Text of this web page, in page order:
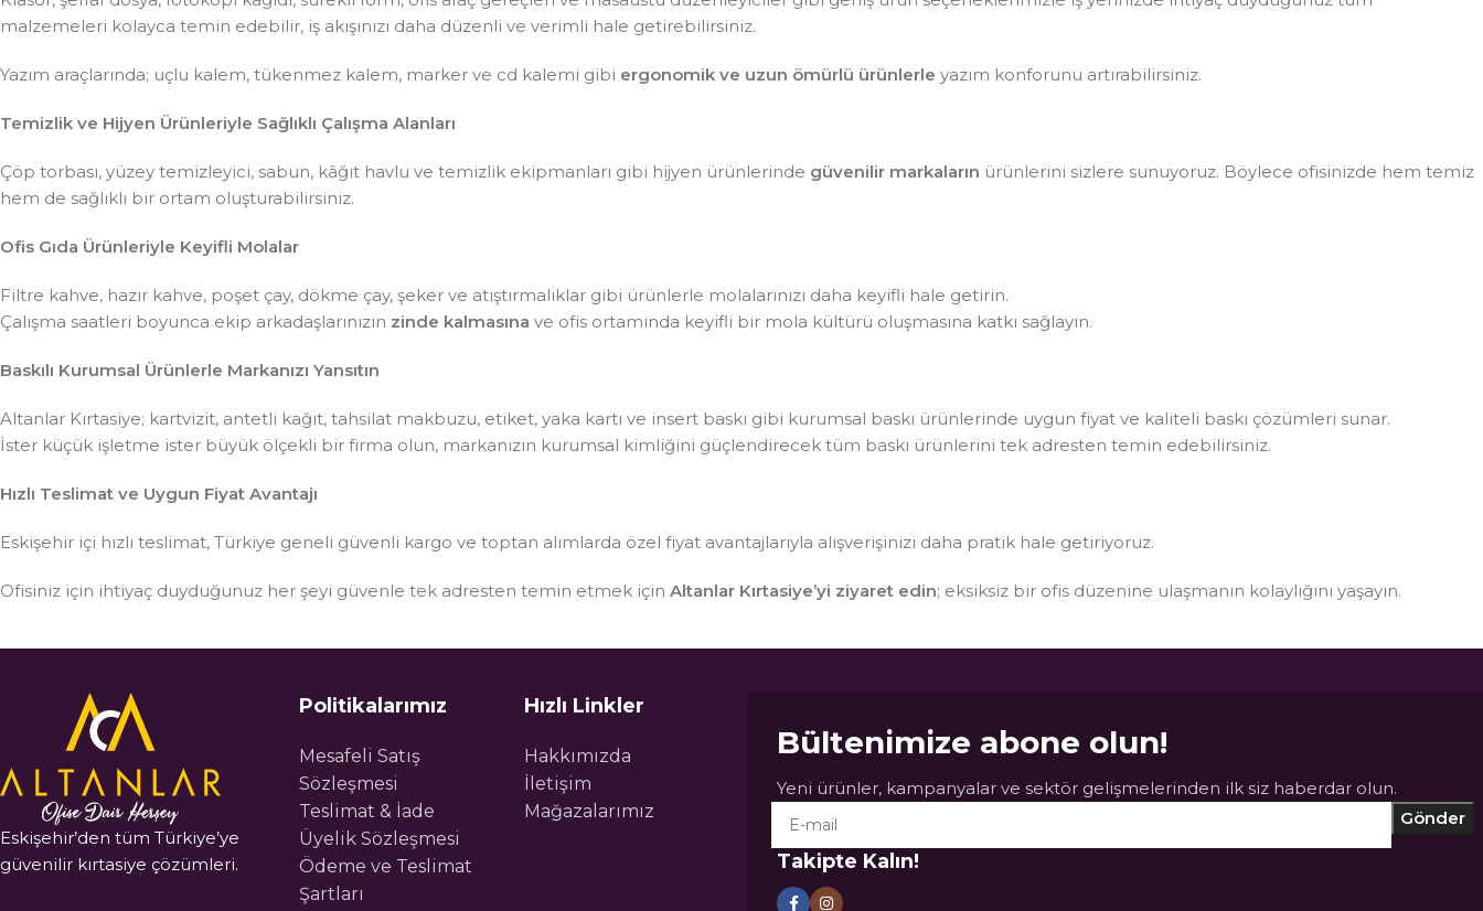
malzemeleri kolayca temin edebilir, iş akışınızı daha düzenli ve verimli hale getirebilirsiniz.
Yazım araçlarında; uçlu kalem, tükenmez kalem, marker ve cd kalemi gibi ergonomik ve uzun ömürlü ürünlerle yazım konforunu artırabilirsiniz.
Temizlik ve Hijyen Ürünleriyle Sağlıklı Çalışma Alanları
Çöp torbası, yüzey temizleyici, sabun, kâğıt havlu ve temizlik ekipmanları gibi hijyen ürünlerinde güvenilir markaların ürünlerini sizlere sunuyoruz. Böylece ofisinizde hem temiz
hem de sağlıklı bir ortam oluşturabilirsiniz.
Ofis Gıda Ürünleriyle Keyifli Molalar
Filtre kahve, hazır kahve, poşet çay, dökme çay, şeker ve atıştırmalıklar gibi ürünlerle molalarınızı daha keyifli hale getirin.
Çalışma saatleri boyunca ekip arkadaşlarınızın zinde kalmasına ve ofis ortamında keyifli bir mola kültürü oluşmasına katkı sağlayın.
Baskılı Kurumsal Ürünlerle Markanızı Yansıtın
Altanlar Kırtasiye; kartvizit, antetli kağıt, tahsilat makbuzu, etiket, yaka kartı ve insert baskı gibi kurumsal baskı ürünlerinde uygun fiyat ve kaliteli baskı çözümleri sunar.
İster küçük işletme ister büyük ölçekli bir firma olun, markanızın kurumsal kimliğini güçlendirecek tüm baskı ürünlerini tek adresten temin edebilirsiniz.
Hızlı Teslimat ve Uygun Fiyat Avantajı
Eskişehir içi hızlı teslimat, Türkiye geneli güvenli kargo ve toptan alımlarda özel fiyat avantajlarıyla alışverişinizi daha pratik hale getiriyoruz.
Ofisiniz için ihtiyaç duyduğunuz her şeyi güvenle tek adresten temin etmek için Altanlar Kırtasiye’yi ziyaret edin; eksiksiz bir ofis düzenine ulaşmanın kolaylığını yaşayın.
Eskişehir’den tüm Türkiye’ye
güvenilir kırtasiye çözümleri.
Politikalarımız
Mesafeli Satış
Sözleşmesi
Teslimat & İade
Üyelik Sözleşmesi
Ödeme ve Teslimat
Şartları
Hızlı Linkler
Hakkımızda
İletişim
Mağazalarımız
Bültenimize abone olun!
Yeni ürünler, kampanyalar ve sektör gelişmelerinden ilk siz haberdar olun.
Takipte Kalın!